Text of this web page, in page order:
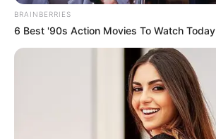
BRAINBERRIES
6 Best '90s Action Movies To Watch Today